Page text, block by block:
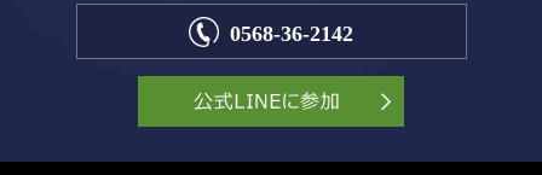
0568-36-2142